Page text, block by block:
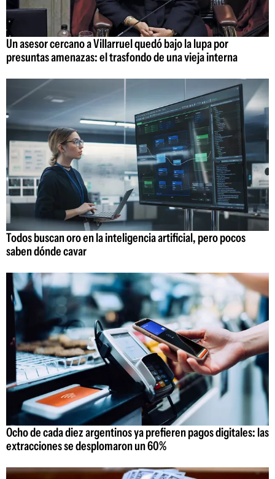
Un asesor cercano a Villarruel quedó bajo la lupa por
presuntas amenazas: el trasfondo de una vieja interna
Todos buscan oro en la inteligencia artificial, pero pocos
saben dónde cavar
Ocho de cada diez argentinos ya prefieren pagos digitales: las
extracciones se desplomaron un 60%